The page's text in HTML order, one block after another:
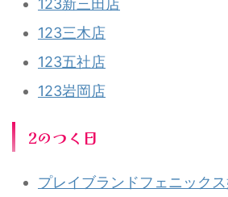
123新三田店
123三木店
123五社店
123岩岡店
2のつく日
プレイブランドフェニック